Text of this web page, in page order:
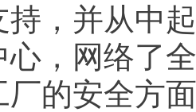
持，并从中
心，网络了
厂的安全方